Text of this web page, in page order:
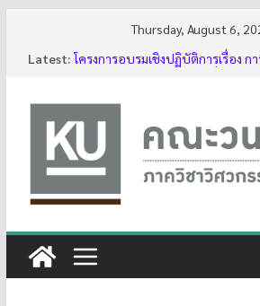
Thursday, August 6,
Latest: โครงการอบรมเชิงปฏิบัติการเรื่อง ก
กิจกรรมนิสิต ปีการศึกษา 2569
ทุนสนับสนุนโครงงานนิสิตผ่านอาจ
บรรยากาศการอบรมเชิงปฏิบัติการเรื่
จำลองสามมิติของต้นไม้ด้วย LiDAR